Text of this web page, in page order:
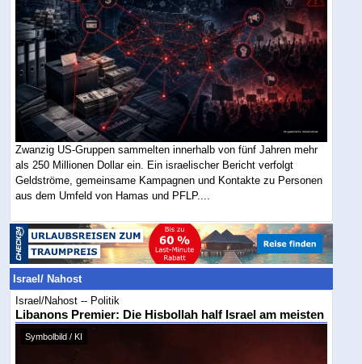
Zwanzig US-Gruppen sammelten innerhalb von fünf Jahren mehr
als 250 Millionen Dollar ein. Ein israelischer Bericht verfolgt
Geldströme, gemeinsame Kampagnen und Kontakte zu Personen
aus dem Umfeld von Hamas und PFLP....
Israel/ Nahost
Israel/Nahost -- Politik
Libanons Premier: Die Hisbollah half Israel am meisten
Symbolbild / KI